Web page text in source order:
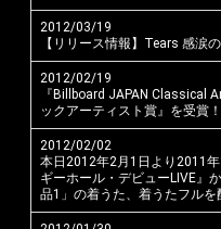
2012/03/19
【リリース情報】Tears 感涙
2012/02/19
『Billboard JAPAN Classical
ックアーティスト賞』を受賞！
2012/02/02
本日2012年2月1日より2011
ギーホール・デビューLIVE』
品1」の着うた、着うたフルを
avex classics YouTube
Instagram